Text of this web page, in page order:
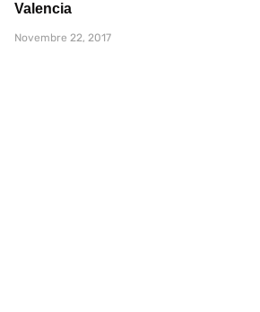
Valencia
Novembre 22, 2017